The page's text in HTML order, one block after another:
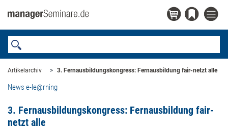
Artikelarchiv 3. Fernausbildungskongress: Fernausbildung fair-netzt alle
News e-le@rning
3. Fernausbildungskongress: Fernausbildung fair-
netzt alle